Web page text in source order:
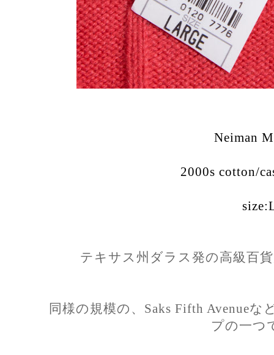
Neiman
2000s cotton/
テキサス州ダラス発の高級百
同様の規模の、Saks Fifth Avenue
プの一つ